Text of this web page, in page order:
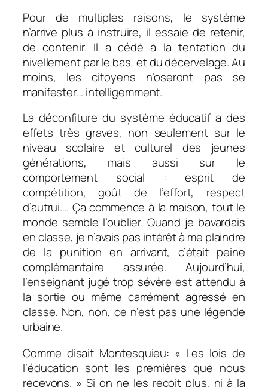
Pour de multiples raisons, le système
n’arrive plus à instruire, il essaie de retenir,
de contenir. Il a cédé à la tentation du
nivellement par le bas et du décervelage. Au
moins, les citoyens n’oseront pas se
manifester… intelligemment.
La déconfiture du système éducatif a des
effets très graves, non seulement sur le
niveau scolaire et culturel des jeunes
générations, mais aussi sur le
comportement social : esprit de
compétition, goût de l’effort, respect
d’autrui…. Ça commence à la maison, tout le
monde semble l’oublier. Quand je bavardais
en classe, je n’avais pas intérêt à me plaindre
de la punition en arrivant, c’était peine
complémentaire assurée. Aujourd’hui,
l’enseignant jugé trop sévère est attendu à
la sortie ou même carrément agressé en
classe. Non, non, ce n’est pas une légende
urbaine.
Comme disait Montesquieu: « Les lois de
l’éducation sont les premières que nous
recevons. » Si on ne les reçoit plus, ni à la